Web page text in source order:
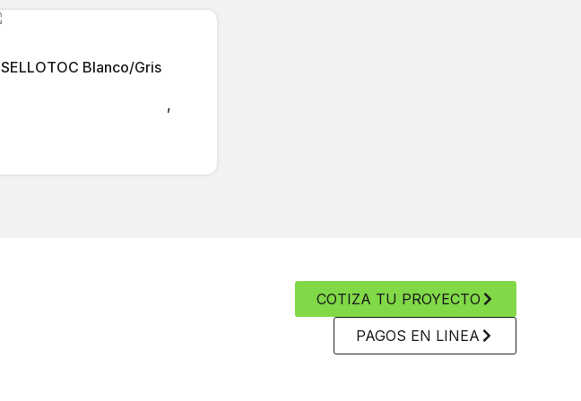
SELLOTOC Blanco/Gris
,
COTIZA TU PROYECTO
PAGOS EN LINEA